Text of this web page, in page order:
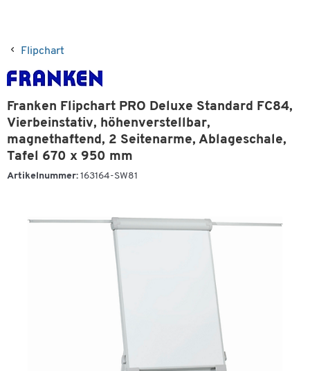
Flipchart
Franken Flipchart PRO Deluxe Standard FC84,
Vierbeinstativ, höhenverstellbar,
magnethaftend, 2 Seitenarme, Ablageschale,
Tafel 670 x 950 mm
Artikelnummer: 163164-SW81